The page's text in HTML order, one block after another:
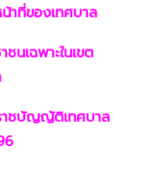
าที่ของเทศบาล
นเฉพาะในเขต
าชบัญญัติเทศบาล